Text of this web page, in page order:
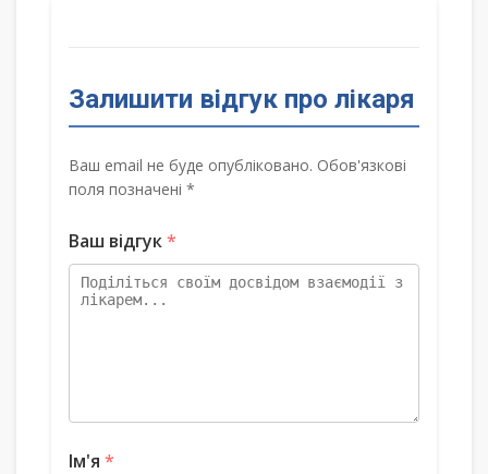
Залишити відгук про лікаря
Ваш email не буде опубліковано. Обов'язкові
поля позначені *
Ваш відгук*
Ім'я *